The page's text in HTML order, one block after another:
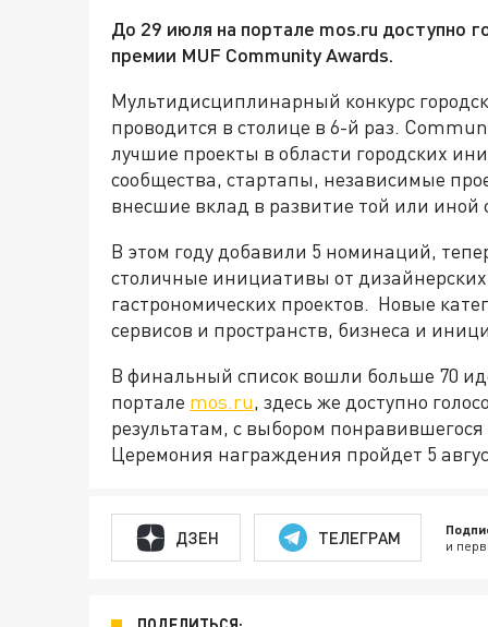
До 29 июля на портале mos.ru доступно
премии MUF Community Awards.
Мультидисциплинарный конкурс
проводится в столице в 6-й раз.
лучшие проекты в области городских
сообщества, стартапы, независимые
внесшие вклад в развитие той или
В этом году добавили 5 номинаций,
столичные инициативы от
гастрономических проектов. Новые
сервисов и пространств, бизнеса и
В финальный список вошли больше 70
портале mos.ru, здесь же доступно
результатам, с выбором
Церемония награждения пройдет 5
ДЗЕН ТЕЛЕГРАМ и